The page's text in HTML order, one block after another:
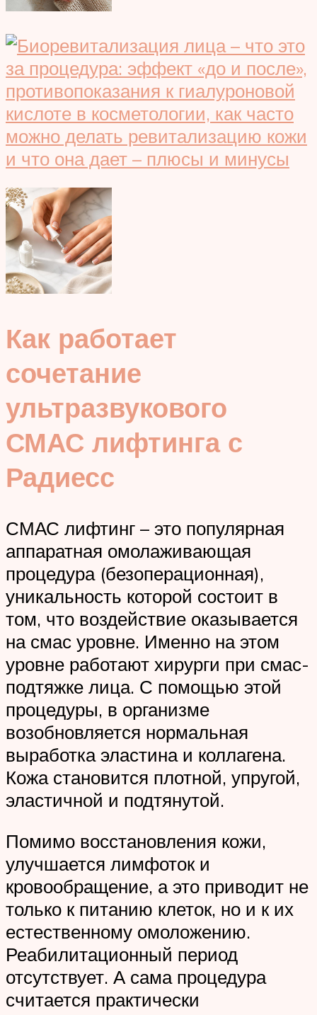
Как работает
сочетание
ультразвукового
СМАС лифтинга с
Радиесс
СМАС лифтинг – это популярная
аппаратная омолаживающая
процедура (безоперационная),
уникальность которой состоит в
том, что воздействие оказывается
на смас уровне. Именно на этом
уровне работают хирурги при смас-
подтяжке лица. С помощью этой
процедуры, в организме
возобновляется нормальная
выработка эластина и коллагена.
Кожа становится плотной, упругой,
эластичной и подтянутой.
Помимо восстановления кожи,
улучшается лимфоток и
кровообращение, а это приводит не
только к питанию клеток, но и к их
естественному омоложению.
Реабилитационный период
отсутствует. А сама процедура
считается практически